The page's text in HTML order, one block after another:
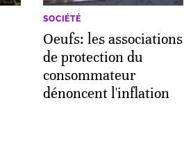
SOCIÉTÉ
Oeufs: les associations
de protection du
consommateur
dénoncent l'inflation